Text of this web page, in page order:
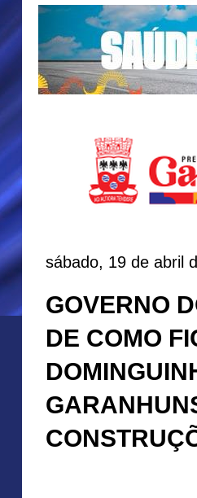
sábado, 19 de abril
GOVERNO
DE COMO